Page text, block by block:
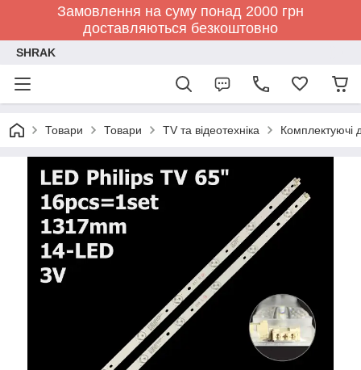
Замовлення на суму понад 2000 грн
доставляються безкоштовно
SHRAK
Товари Товари TV та відеотехніка Комплектуючі